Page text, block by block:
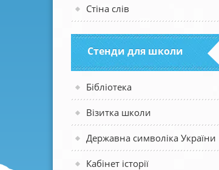
Стіна слів
Стенди для школи
Бібліотека
Візитка школи
Державна символіка України
Кабінет історії